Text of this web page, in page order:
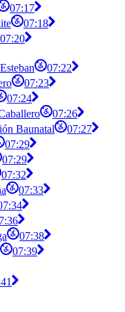
07:17
07:18
07:20
07:22
07:23
07:24
07:26
Baunatal
07:27
07:29
07:29
07:32
07:33
07:38
07:39